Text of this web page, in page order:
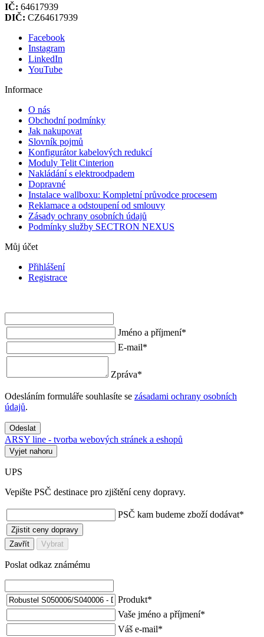
IČ: 64617939
DIČ: CZ64617939
Facebook
Instagram
LinkedIn
YouTube
Informace
O nás
Obchodní podmínky
Jak nakupovat
Slovník pojmů
Konfigurátor kabelových redukcí
Moduly Telit Cinterion
Nakládání s elektroodpadem
Dopravné
Instalace wallboxu: Kompletní průvodce procesem
Reklamace a odstoupení od smlouvy
Zásady ochrany osobních údajů
Podmínky služby SECTRON NEXUS
Můj účet
Přihlášení
Registrace
Jméno a příjmení*
E-mail*
Zpráva*
Odesláním formuláře souhlasíte se zásadami ochrany osobních
údajů.
Odeslat
ARSY line - tvorba webových stránek a eshopů
Vyjet nahoru
UPS
Vepište PSČ destinace pro zjištění ceny dopravy.
PSČ kam budeme zboží dodávat*
Zjistit ceny dopravy
Zavřít
Vybrat
Poslat odkaz známému
Produkt*
Vaše jméno a příjmení*
Váš e-mail*